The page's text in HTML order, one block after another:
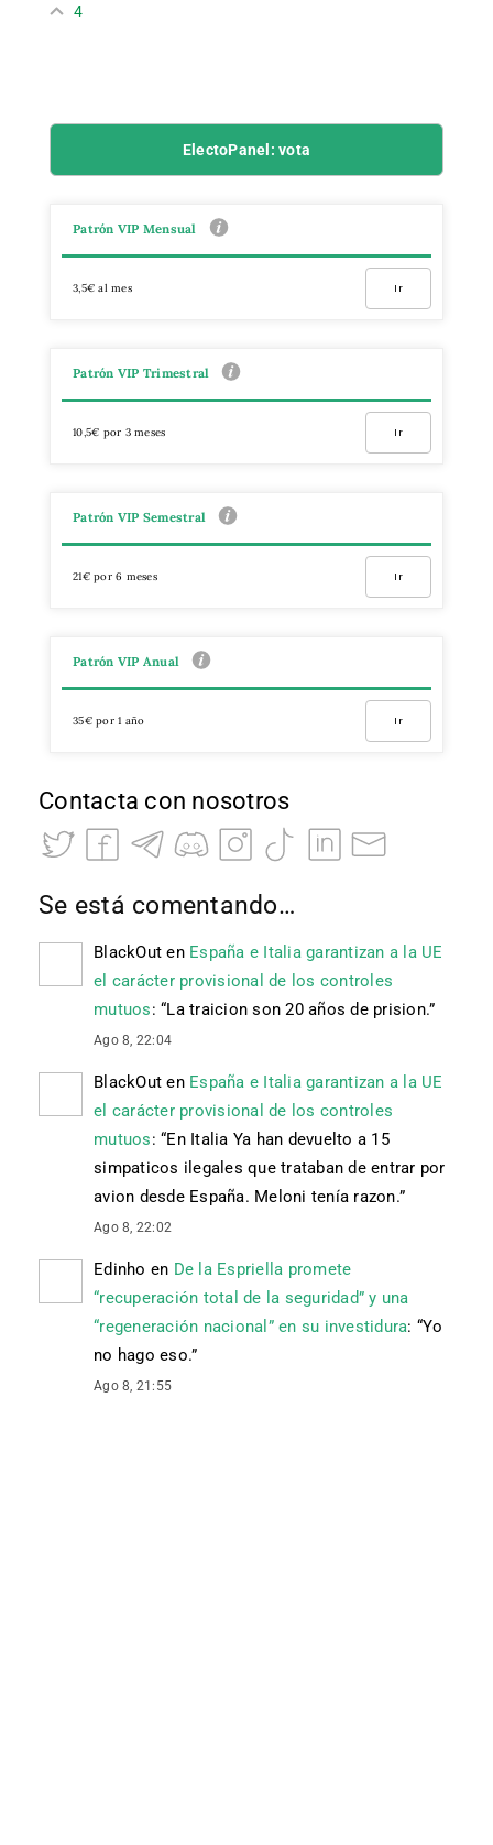
4
ElectoPanel: vota
Patrón VIP Mensual
3,5€ al mes Ir
Patrón VIP Trimestral
10,5€ por 3 meses Ir
Patrón VIP Semestral
21€ por 6 meses Ir
Patrón VIP Anual
35€ por 1 año Ir
Contacta con nosotros
Se está comentando…
BlackOut en España e Italia garantizan a la UE
el carácter provisional de los controles
mutuos: “La traicion son 20 años de prision.”
Ago 8, 22:04
BlackOut en España e Italia garantizan a la UE
el carácter provisional de los controles
mutuos: “En Italia Ya han devuelto a 15
simpaticos ilegales que trataban de entrar por
avion desde España. Meloni tenía razon.”
Ago 8, 22:02
Edinho en De la Espriella promete
“recuperación total de la seguridad” y una
“regeneración nacional” en su investidura: “Yo
no hago eso.”
Ago 8, 21:55